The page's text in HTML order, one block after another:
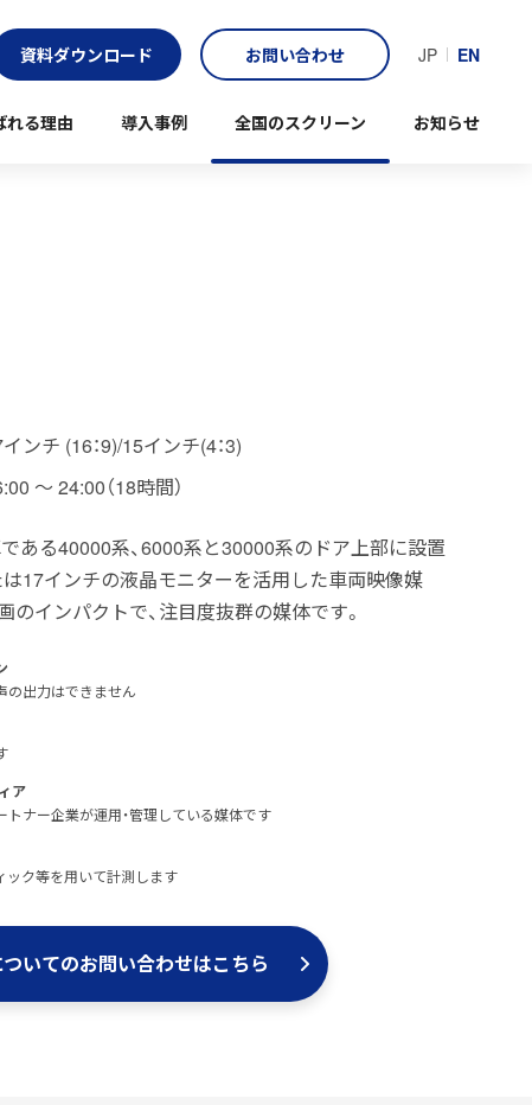
資料ダウンロード お問い合わせ JP EN
れる理由 導入事例 全国のスクリーン お知らせ
ンチ (16：9)/15インチ(4：3)
〜 24:00（18時間）
ある40000系、6000系と30000系のドア上部に設置
17インチの液晶モニターを活用した車両映像媒
のインパクトで、注目度抜群の媒体です。
の出力はできません
ア
トナー企業が運用・管理している媒体です
ック等を用いて計測します
いてのお問い合わせはこちら